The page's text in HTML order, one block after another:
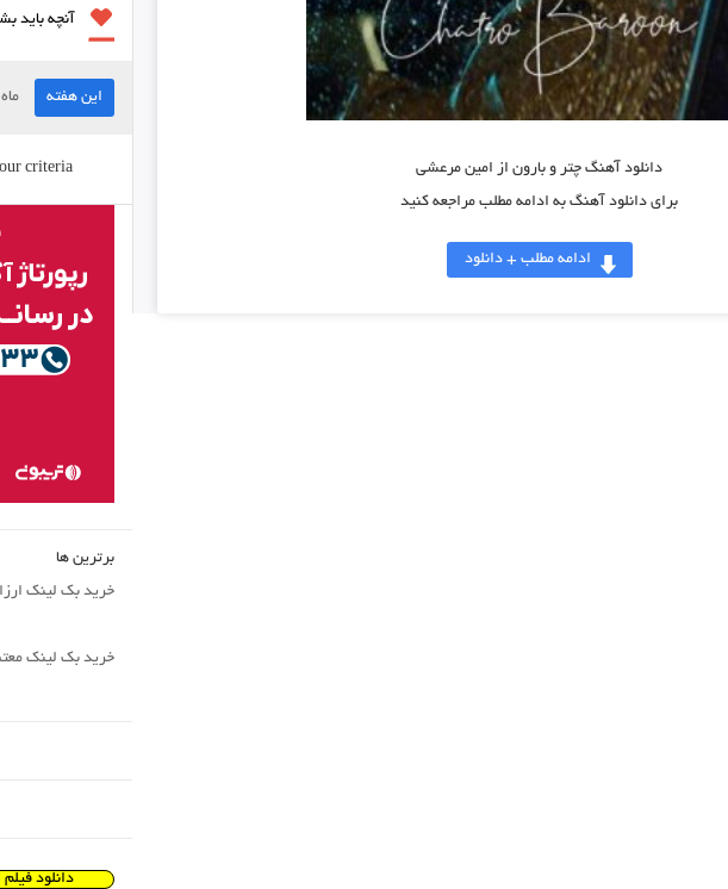
دانلود آهنگ چتر و بارون از امین مرعشی
برای دانلود آهنگ به ادامه مطلب مراجعه کنید
ادامه مطلب + دانلود
آنچه باید
این هفته
criteria.
برترین ها
خرید بک لینک
خرید بک لینک
دانلود فیلم